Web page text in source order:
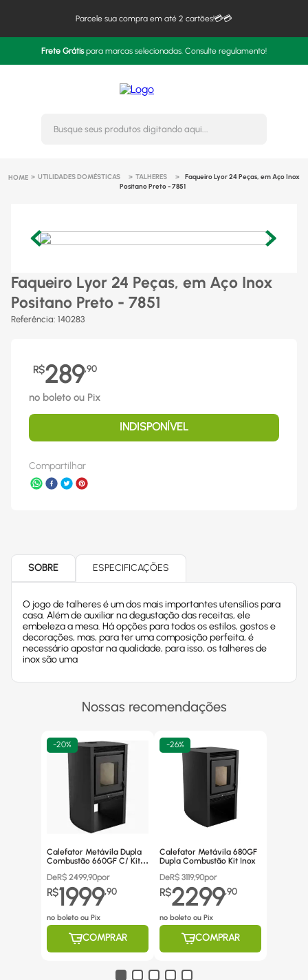
Parcele sua compra em até 2 cartões!💳💳
Frete Grátispara marcas selecionadas. Consulte regulamento!
Busque seus produtos
UTILIDADES DOMÉSTICAS TALHERES
Faqueiro Lyor 24 Peças, em Aço Inox
Positano Preto - 7851
Faqueiro Lyor 24 Peças, em Aço Inox
Positano Preto - 7851
Referência: 140283
R$289,90
no boleto ou Pix
INDISPONÍVEL
Compartilhar
SOBRE ESPECIFICAÇÕES
O jogo de talheres é um dos mais importantes utensílios para
casa. Além de auxiliar na degustação das receitas, ele
embeleza a mesa. Há opções para todos os estilos, gostos e
decorações, mas, para ter uma composição perfeita, é
necessário apostar na qualidade, para isso, os talheres de
inox são uma
Nossas recomendações
-20%
Calefator Metávila Dupla
Combustão 660GF C/ Kit
DeR$ 2499,90por
R$1999,90
no boleto ou Pix
COMPRAR
-26%
Calefator Metávila 680GF
Dupla Combustão Kit Inox
DeR$ 3119,90por
R$2299,90
no boleto ou Pix
COMPRAR